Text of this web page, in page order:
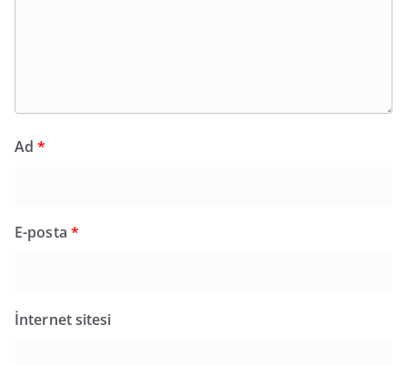
Ad*
E-posta *
İnternet sitesi